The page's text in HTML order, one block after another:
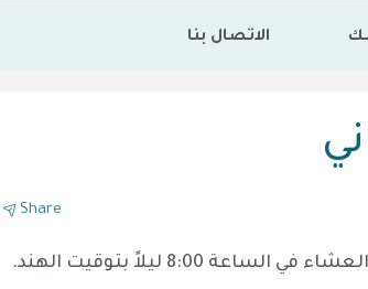
الاتصال بنا
Share
8 يوليو 2024 - سينعقد مجلس النوح والعويل على الامام الحسين ص كل ليلة خلال الأيام العشرة المباركة بعد صلاة المغرب والعشاء في الساعة 8:00 ليلاً بتوقيت الهند.